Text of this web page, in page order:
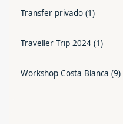
Transfer privado (1)
Traveller Trip 2024 (1)
Workshop Costa Blanca (9)